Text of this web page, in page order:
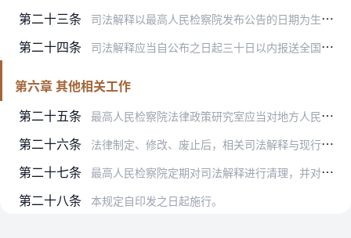
第二十三条 司法解释以最高人民检察院发布公告的日期为生效时间。司法解释另有规定的除外。
第二十四条 司法解释应当自公布之日起三十日以内报送全国人民代表大会常务委员会备案。
第六章 其他相关工作
第二十五条
最高人民检察院法律政策研究室应当对地方人民检察院和专门人民检察院执行司法解释的情况和效果进行检查评估，检查评估情况向检察长或者检察委员会报告。
第二十六条 法律制定、修改、废止后，相关司法解释与现行法律规定相矛盾的内容自动失效；最高人民检察院对相关司法解释应当及时予以修改或者废止。
第二十七条 最高人民检察院定期对司法解释进行清理，并对现行有效的司法解释进行汇编。司法解释清理参照司法解释制定程序的相关规定办理。
第二十八条 本规定自印发之日起施行。